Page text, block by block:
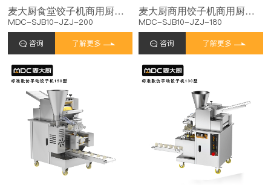
麦大厨食堂饺子机商用厨房包饺子馄饨机器2000W标准款
MDC-SJB10-JZJ-200
咨询 了解更多
麦大厨商用饺子机商用厨房食堂包水饺云吞机器1500W标准款
MDC-SJB10-JZJ-180
咨询 了解更多